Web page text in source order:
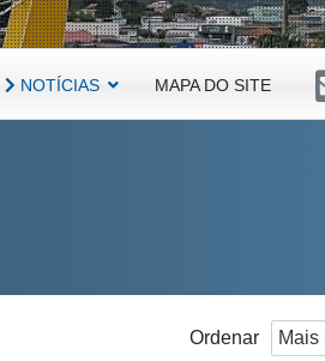
NOTÍCIAS MAPA DO SITE
Ordenar